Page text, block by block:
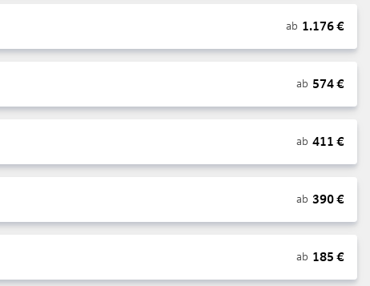
ab 1.176€
ab 574€
ab 411 €
ab 390€
ab 185 €